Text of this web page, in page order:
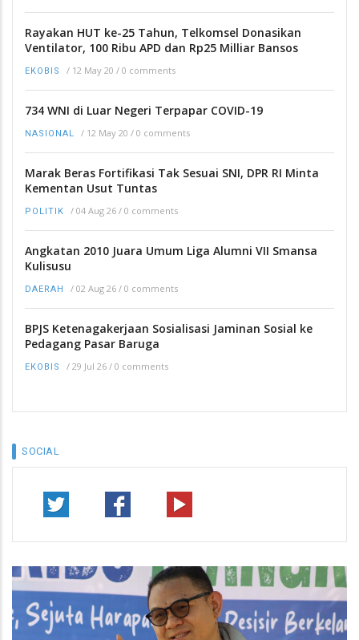
Rayakan HUT ke-25 Tahun, Telkomsel Donasikan
Ventilator, 100 Ribu APD dan Rp25 Milliar Bansos
EKOBIS / 12 May 20 / 0 comments
734 WNI di Luar Negeri Terpapar COVID-19
NASIONAL / 12 May 20 / 0 comments
Marak Beras Fortifikasi Tak Sesuai SNI, DPR RI Minta
Kementan Usut Tuntas
POLITIK / 04 Aug 26 / 0 comments
Angkatan 2010 Juara Umum Liga Alumni VII Smansa
Kulisusu
DAERAH / 02 Aug 26 / 0 comments
BPJS Ketenagakerjaan Sosialisasi Jaminan Sosial ke
Pedagang Pasar Baruga
EKOBIS / 29 Jul 26 / 0 comments
SOCIAL